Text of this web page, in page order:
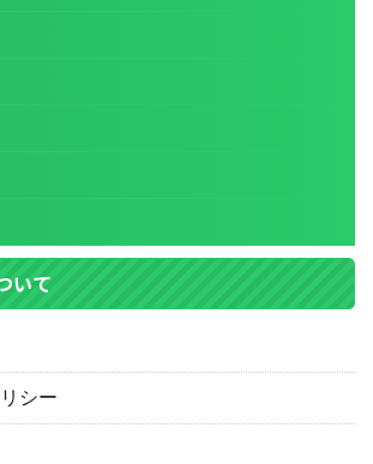
いて
シー